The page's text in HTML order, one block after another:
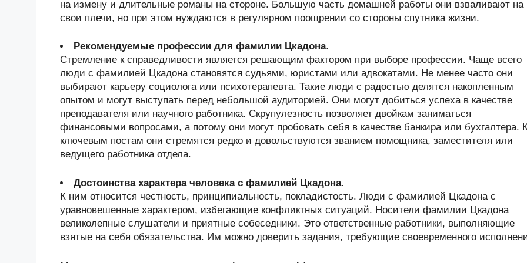
на измену и длительные романы на стороне. Большую часть домашней работы они взваливают на
свои плечи, но при этом нуждаются в регулярном поощрении со стороны спутника жизни.
Рекомендуемые профессии для фамилии Цкадона.
Стремление к справедливости является решающим фактором при выборе профессии. Чаще всего
люди с фамилией Цкадона становятся судьями, юристами или адвокатами. Не менее часто они
выбирают карьеру социолога или психотерапевта. Такие люди с радостью делятся накопленным
опытом и могут выступать перед небольшой аудиторией. Они могут добиться успеха в качестве
преподавателя или научного работника. Скрупулезность позволяет двойкам заниматься
финансовыми вопросами, а потому они могут пробовать себя в качестве банкира или бухгалтера.
ключевым постам они стремятся редко и довольствуются званием помощника, заместителя или
ведущего работника отдела.
Достоинства характера человека с фамилией Цкадона.
К ним относится честность, принципиальность, покладистость. Люди с фамилией Цкадона с
уравновешенные характером, избегающие конфликтных ситуаций. Носители фамилии Цкадона
великолепные слушатели и приятные собеседники. Это ответственные работники, выполняющие
взятые на себя обязательства. Им можно доверить задания, требующие своевременного